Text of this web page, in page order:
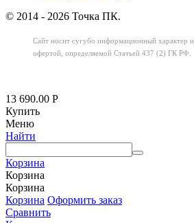
© 2014 - 2026 Точка ПК.
Сайт носит сугубо информационный характер
офертой, определяемой Статьей 437 (2) ГК РФ.
13 690.00 Р
Купить
Меню
Найти
Корзина
Корзина
Корзина
Корзина Оформить заказ
Сравнить